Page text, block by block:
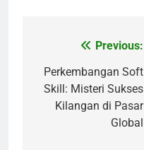
navigation
Previous:
Perkembangan Soft
Skill: Misteri Sukses
Kilangan di Pasar
Global